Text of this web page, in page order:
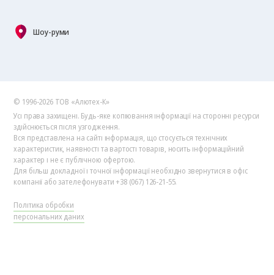
Шоу-руми
© 1996-2026 ТОВ «Алютех‑К»
Усі права захищені. Будь-яке копіювання інформації на сторонні ресурси
здійснюється після узгодження.
Вся представлена на сайті інформація, що стосується технічних
характеристик, наявності та вартості товарів, носить інформаційний
характер і не є публічною офертою.
Для більш докладної і точної інформації необхідно звернутися в офіс
компанії або зателефонувати +38 (067) 126-21-55.
Політика обробки
персональних даних